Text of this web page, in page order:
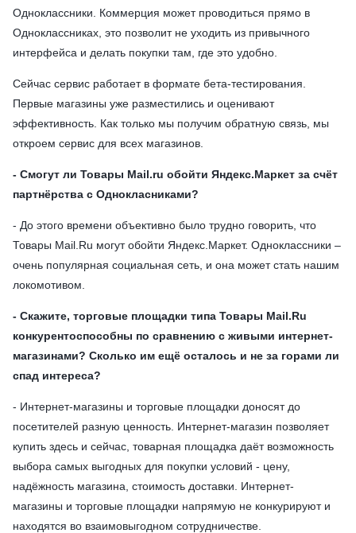
Одноклассники. Коммерция может проводиться прямо в
Одноклассниках, это позволит не уходить из привычного
интерфейса и делать покупки там, где это удобно.
Сейчас сервис работает в формате бета-тестирования.
Первые магазины уже разместились и оценивают
эффективность. Как только мы получим обратную связь, мы
откроем сервис для всех магазинов.
- Смогут ли Товары Mail.ru обойти Яндекс.Маркет за счёт
партнёрства с Однокласниками?
- До этого времени объективно было трудно говорить, что
Товары Mail.Ru могут обойти Яндекс.Маркет. Одноклассники –
очень популярная социальная сеть, и она может стать нашим
локомотивом.
- Скажите, торговые площадки типа Товары Mail.Ru
конкурентоспособны по сравнению с живыми интернет-
магазинами? Сколько им ещё осталось и не за горами ли
спад интереса?
- Интернет-магазины и торговые площадки доносят до
посетителей разную ценность. Интернет-магазин позволяет
купить здесь и сейчас, товарная площадка даёт возможность
выбора самых выгодных для покупки условий - цену,
надёжность магазина, стоимость доставки. Интернет-
магазины и торговые площадки напрямую не конкурируют и
находятся во взаимовыгодном сотрудничестве.